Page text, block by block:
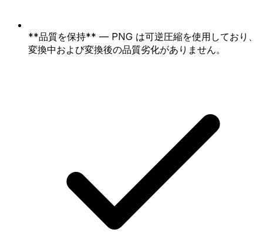
**品質を保持** — PNG は可逆圧縮を使用しており、
変換中および変換後の品質劣化がありません。